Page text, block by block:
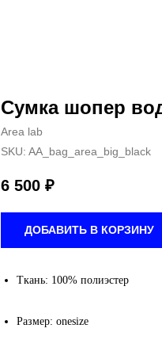
Сумка шопер
Area lab
SKU: AA_bag_area_big_black
6 500 ₽
ДОБАВИТЬ В КОРЗИНУ
Ткань: 100% полиэстер
Размер: onesize